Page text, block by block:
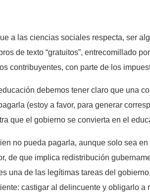
a las ciencias sociales respecta, ser
de texto “gratuitos”, entrecomillado
contribuyentes, con parte de los
debemos tener claro que una
(estoy a favor, para generar
que el gobierno se convierta en el
no pueda pagarla, aunque solo sea
de que implica redistribución
una de las legítimas tareas del
castigar al delincuente y obligarlo a